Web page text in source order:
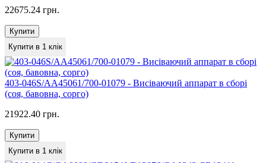
22675.24 грн.
Купити
Купити в 1 клік
403-046S/AA45061/700-01079 - Висіваючий аппарат в сборі
(соя, бавовна, сорго)
21922.40 грн.
Купити
Купити в 1 клік